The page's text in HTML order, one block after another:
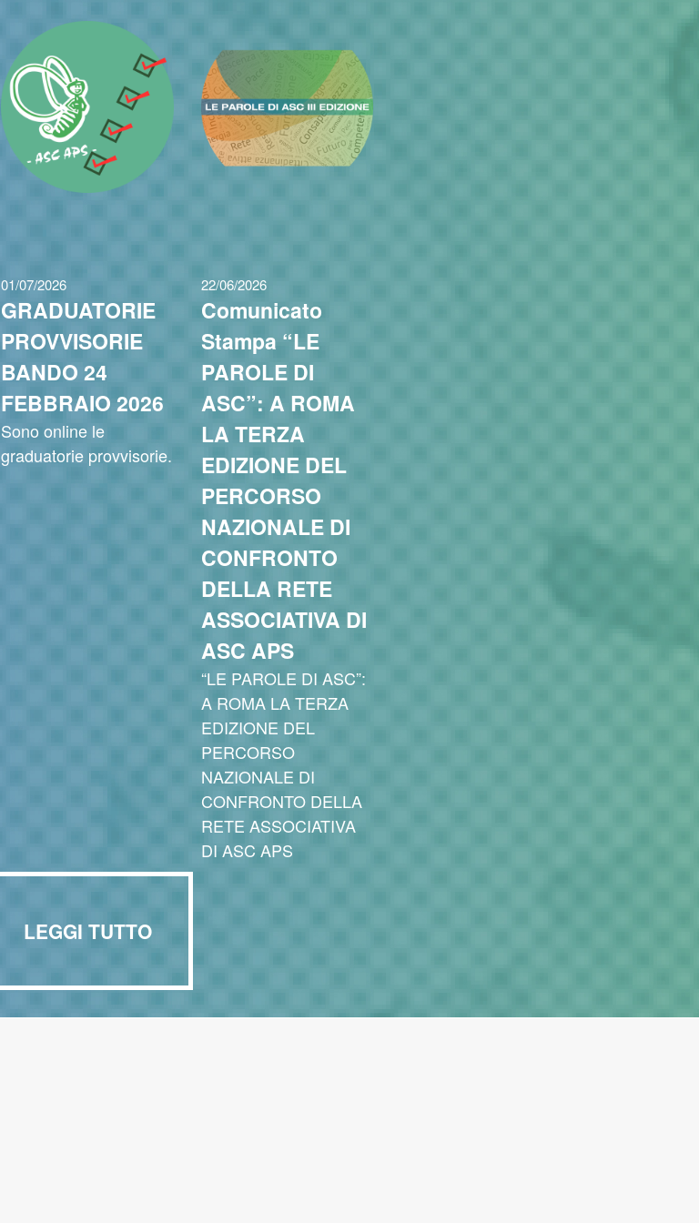
01/07/2026
GRADUATORIE
PROVVISORIE
BANDO 24
FEBBRAIO 2026
Sono online le
graduatorie provvisorie.
22/06/2026
Comunicato
Stampa “LE
PAROLE DI
ASC”: A ROMA
LA TERZA
EDIZIONE DEL
PERCORSO
NAZIONALE DI
CONFRONTO
DELLA RETE
ASSOCIATIVA DI
ASC APS
“LE PAROLE DI ASC”:
A ROMA LA TERZA
EDIZIONE DEL
PERCORSO
NAZIONALE DI
CONFRONTO DELLA
RETE ASSOCIATIVA
DI ASC APS
LEGGI TUTTO